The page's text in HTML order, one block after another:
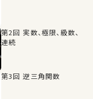
第2回 実数、極限、級数、
連続
第3回 逆三角関数